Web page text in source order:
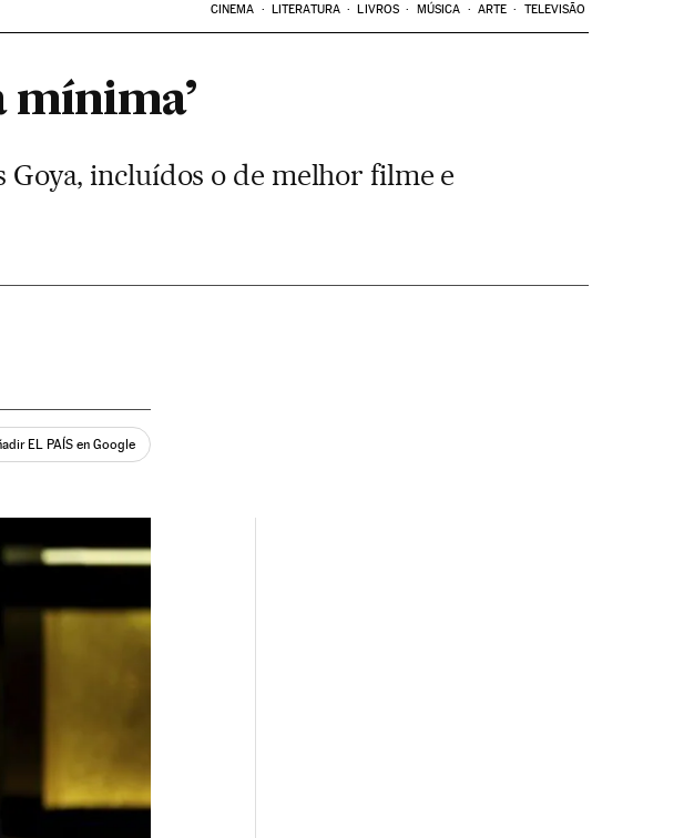
CINEMA LITERATURA LIVROS MÚSICA ARTE TELEVISÃO
mínima’
incluídos o de melhor filme e
EL PAÍS en Google